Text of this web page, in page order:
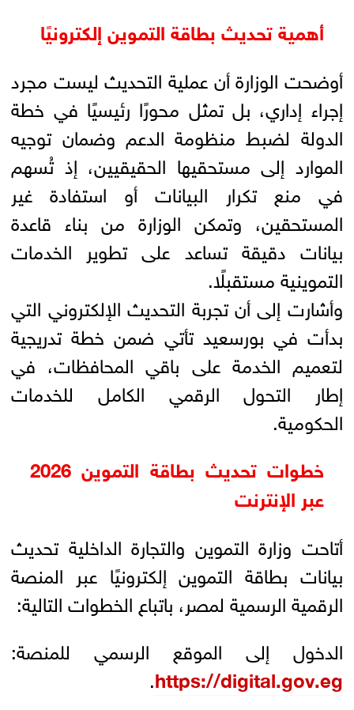
أهمية تحديث بطاقة التموين إلكترونيًا
أوضحت الوزارة أن عملية التحديث ليست مجرد
إجراء إداري، بل تمثل محورًا رئيسيًا في خطة
الدولة لضبط منظومة الدعم وضمان توجيه
الموارد إلى مستحقيها الحقيقيين، إذ تُسهم
في منع تكرار البيانات أو استفادة غير
المستحقين، وتمكن الوزارة من بناء قاعدة
بيانات دقيقة تساعد على تطوير الخدمات
التموينية مستقبلًا.
وأشارت إلى أن تجربة التحديث الإلكتروني التي
بدأت في بورسعيد تأتي ضمن خطة تدريجية
لتعميم الخدمة على باقي المحافظات، في
إطار التحول الرقمي الكامل للخدمات
الحكومية.
خطوات تحديث بطاقة التموين 2026
عبر الإنترنت
أتاحت وزارة التموين والتجارة الداخلية تحديث
بيانات بطاقة التموين إلكترونيًا عبر المنصة
الرقمية الرسمية لمصر، باتباع الخطوات التالية:
الدخول إلى الموقع الرسمي للمنصة:
https://digital.gov.eg
.